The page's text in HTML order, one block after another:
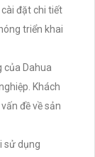
đặt chi tiết
triển khai
của Dahua
Khách
đề về sản
sử dụng